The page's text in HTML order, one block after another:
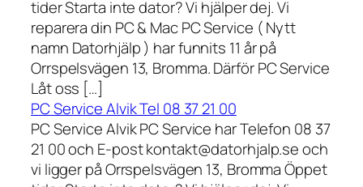
tider Starta inte dator? Vi hjälper dej. Vi
reparera din PC & Mac PC Service ( Nytt
namn Datorhjälp ) har funnits 11 år på
Orrspelsvägen 13, Bromma. Därför PC Service
Låt oss […]
PC Service Alvik Tel 08 37 21 00
PC Service Alvik PC Service har Telefon 08 37
21 00 och E-post kontakt@datorhjalp.se och
vi ligger på Orrspelsvägen 13, Bromma Öppet